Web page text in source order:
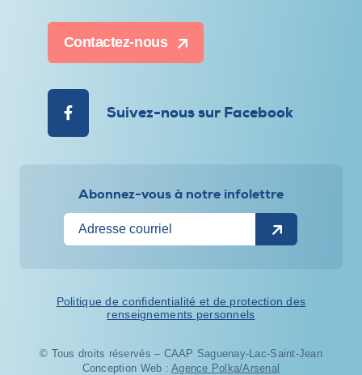
Contactez-nous
Suivez-nous sur Facebook
Abonnez-vous à notre infolettre
Politique de confidentialité et de protection des
renseignements personnels
© Tous droits réservés – CAAP Saguenay-Lac-Saint-Jean
Conception Web :Agence Polka/Arsenal